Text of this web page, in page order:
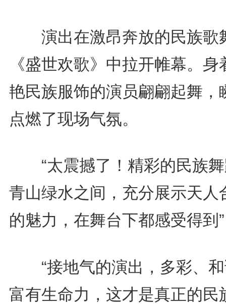
演出在激昂奔放的民族歌
《盛世欢歌》中拉开帷幕。身
艳民族服饰的演员翩翩起舞，
点燃了现场气氛。
“太震撼了！精彩的民族舞
青山绿水之间，充分展示天人
的魅力，在舞台下都感受得到
“接地气的演出，多彩、和
富有生命力，这才是真正的民